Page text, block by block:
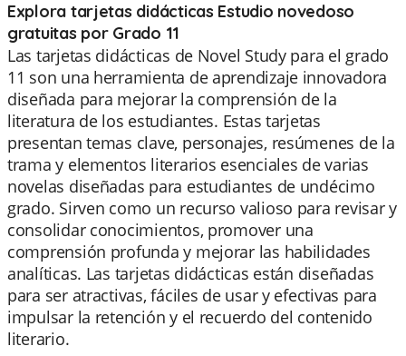
Explora tarjetas didácticas Estudio novedoso
gratuitas por Grado 11
Las tarjetas didácticas de Novel Study para el grado
11 son una herramienta de aprendizaje innovadora
diseñada para mejorar la comprensión de la
literatura de los estudiantes. Estas tarjetas
presentan temas clave, personajes, resúmenes de la
trama y elementos literarios esenciales de varias
novelas diseñadas para estudiantes de undécimo
grado. Sirven como un recurso valioso para revisar y
consolidar conocimientos, promover una
comprensión profunda y mejorar las habilidades
analíticas. Las tarjetas didácticas están diseñadas
para ser atractivas, fáciles de usar y efectivas para
impulsar la retención y el recuerdo del contenido
literario.